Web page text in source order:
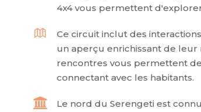
4x4 vous permettent
Ce circuit inclut des
un aperçu enrichissant de
rencontres vous permettent
connectant avec les habitants.
Le nord du Serengeti est